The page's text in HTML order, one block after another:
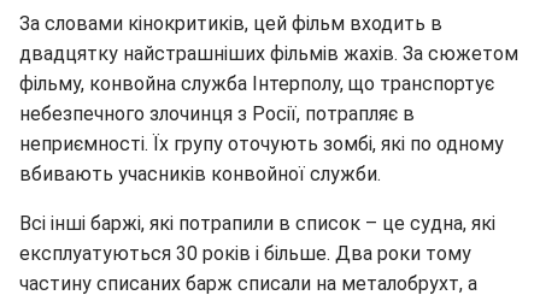
За словами кінокритиків, цей фільм входить в
двадцятку найстрашніших фільмів жахів. За сюжетом
фільму, конвойна служба Інтерполу, що транспортує
небезпечного злочинця з Росії, потрапляє в
неприємності. Їх групу оточують зомбі, які по одному
вбивають учасників конвойної служби.
Всі інші баржі, які потрапили в список – це судна, які
експлуатуються 30 років і більше. Два роки тому
частину списаних барж списали на металобрухт, а